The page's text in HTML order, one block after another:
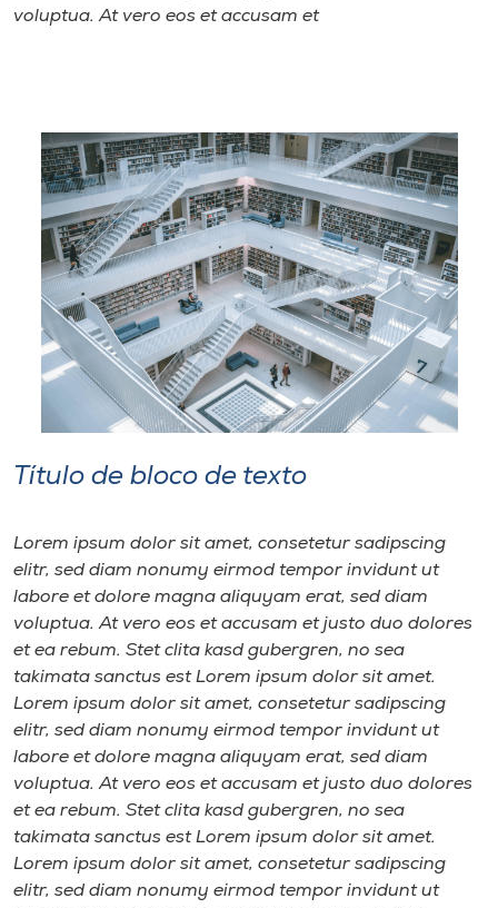
voluptua. At vero eos et accusam et
Título de bloco de texto
Lorem ipsum dolor sit amet, consetetur sadipscing
elitr, sed diam nonumy eirmod tempor invidunt ut
labore et dolore magna aliquyam erat, sed diam
voluptua. At vero eos et accusam et justo duo dolores
et ea rebum. Stet clita kasd gubergren, no sea
takimata sanctus est Lorem ipsum dolor sit amet.
Lorem ipsum dolor sit amet, consetetur sadipscing
elitr, sed diam nonumy eirmod tempor invidunt ut
labore et dolore magna aliquyam erat, sed diam
voluptua. At vero eos et accusam et justo duo dolores
et ea rebum. Stet clita kasd gubergren, no sea
takimata sanctus est Lorem ipsum dolor sit amet.
Lorem ipsum dolor sit amet, consetetur sadipscing
elitr, sed diam nonumy eirmod tempor invidunt ut